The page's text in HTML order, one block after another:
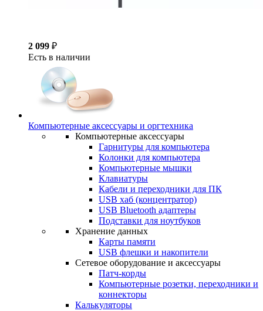
2 099 ₽
Есть в наличии
Компьютерные аксессуары и оргтехника
Компьютерные аксессуары
Гарнитуры для компьютера
Колонки для компьютера
Компьютерные мышки
Клавиатуры
Кабели и переходники для ПК
USB хаб (концентратор)
USB Bluetooth адаптеры
Подставки для ноутбуков
Хранение данных
Карты памяти
USB флешки и накопители
Сетевое оборудование и аксессуары
Патч-корды
Компьютерные розетки, переходники и
коннекторы
Калькуляторы